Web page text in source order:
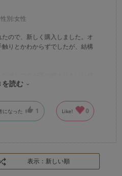
性別:女性
ので、新しく購入しました。オ
りとかわからずでしたが、結構
そうななので、星4つにしまし
たらデザインの持続も良さそう
を読む
になった 1 Like! 0
表示：新しい順